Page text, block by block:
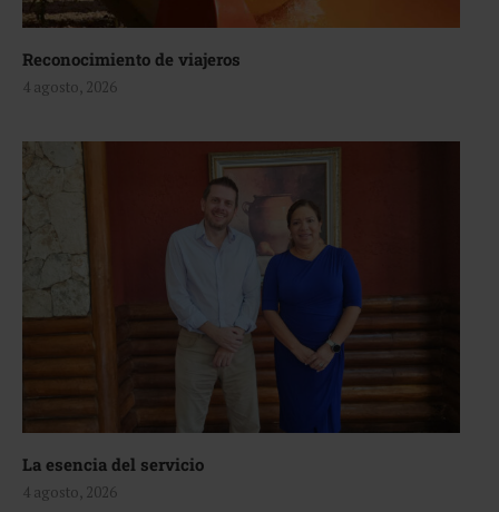
Reconocimiento de viajeros
4 agosto, 2026
La esencia del servicio
4 agosto, 2026